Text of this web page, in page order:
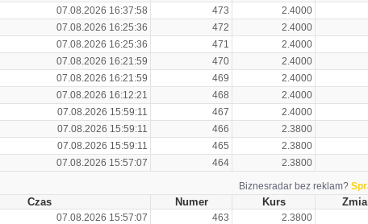
07.08.2026 16:37:58
473 2.4000
07.08.2026 16:25:36
472 2.4000
07.08.2026 16:25:36
471 2.4000
07.08.2026 16:21:59
470 2.4000
07.08.2026 16:21:59
469 2.4000
07.08.2026 16:12:21
468 2.4000
07.08.2026 15:59:11
467 2.4000
07.08.2026 15:59:11
466 2.3800
07.08.2026 15:59:11
465 2.3800
07.08.2026 15:57:07
464 2.3800
Biznesradar bez reklam?
Czas Numer Kurs
07.08.2026 15:57:07 463 2.3800